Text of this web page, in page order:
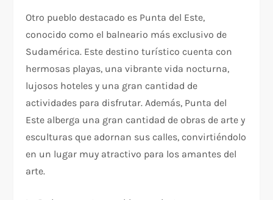
Otro pueblo destacado es Punta del Este,
conocido como el balneario más exclusivo de
Sudamérica. Este destino turístico cuenta con
hermosas playas, una vibrante vida nocturna,
lujosos hoteles y una gran cantidad de
actividades para disfrutar. Además, Punta del
Este alberga una gran cantidad de obras de arte y
esculturas que adornan sus calles, convirtiéndolo
en un lugar muy atractivo para los amantes del
arte.